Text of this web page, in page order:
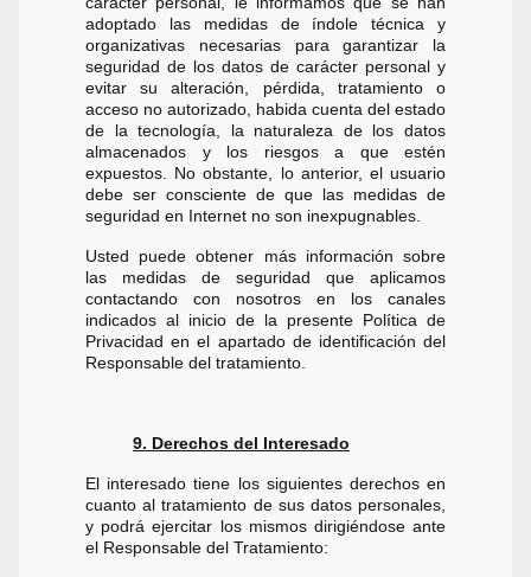
adoptado las medidas de índole técnica y
organizativas necesarias para garantizar la
seguridad de los datos de carácter personal y
evitar su alteración, pérdida, tratamiento o
acceso no autorizado, habida cuenta del estado
de la tecnología, la naturaleza de los datos
almacenados y los riesgos a que estén
expuestos. No obstante, lo anterior, el usuario
debe ser consciente de que las medidas de
seguridad en Internet no son inexpugnables.
Usted puede obtener más información sobre
las medidas de seguridad que aplicamos
contactando con nosotros en los canales
indicados al inicio de la presente Política de
Privacidad en el apartado de identificación del
Responsable del tratamiento.
9. Derechos del Interesado
El interesado tiene los siguientes derechos en
cuanto al tratamiento de sus datos personales,
y podrá ejercitar los mismos dirigiéndose ante
el Responsable del Tratamiento: